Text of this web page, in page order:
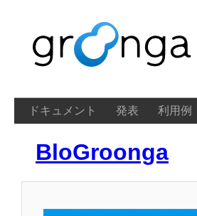
ドキュメント 発表 利用例
BloGroonga